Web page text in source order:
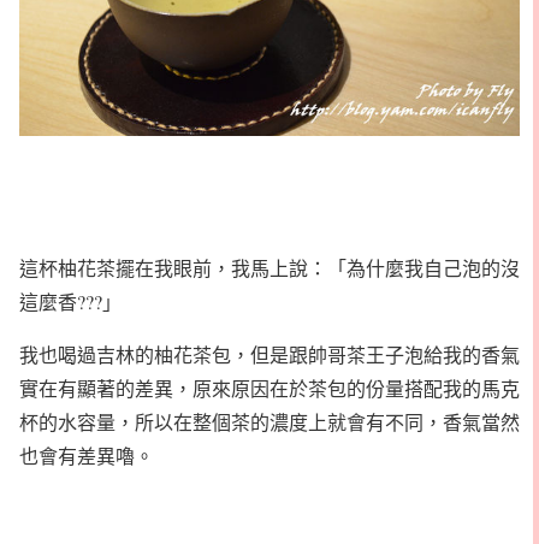
這杯柚花茶擺在我眼前，我馬上說：「為什麼我自己泡的沒
這麼香???」
我也喝過吉林的柚花茶包，但是跟帥哥茶王子泡給我的香氣
實在有顯著的差異，原來原因在於茶包的份量搭配我的馬克
杯的水容量，所以在整個茶的濃度上就會有不同，香氣當然
也會有差異嚕。